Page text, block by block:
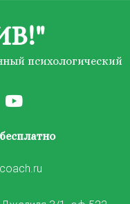
психологический